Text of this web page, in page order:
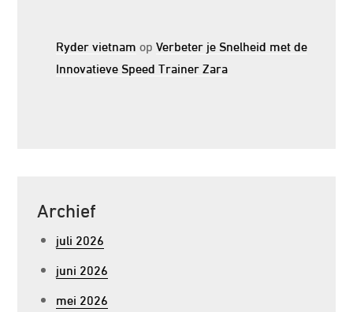
Ryder vietnam opVerbeter je Snelheid met de
Innovatieve Speed Trainer Zara
Archief
juli 2026
juni 2026
mei 2026